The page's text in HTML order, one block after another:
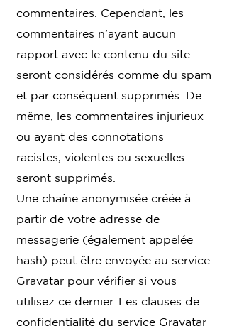
commentaires. Cependant, les
commentaires n’ayant aucun
rapport avec le contenu du site
seront considérés comme du spam
et par conséquent supprimés. De
même, les commentaires injurieux
ou ayant des connotations
racistes, violentes ou sexuelles
seront supprimés.
Une chaîne anonymisée créée à
partir de votre adresse de
messagerie (également appelée
hash) peut être envoyée au service
Gravatar pour vérifier si vous
utilisez ce dernier. Les clauses de
confidentialité du service Gravatar